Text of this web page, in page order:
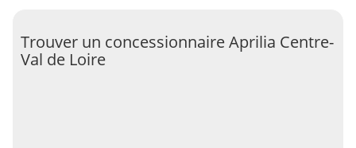
Trouver un concessionnaire Aprilia Centre-
Val de Loire